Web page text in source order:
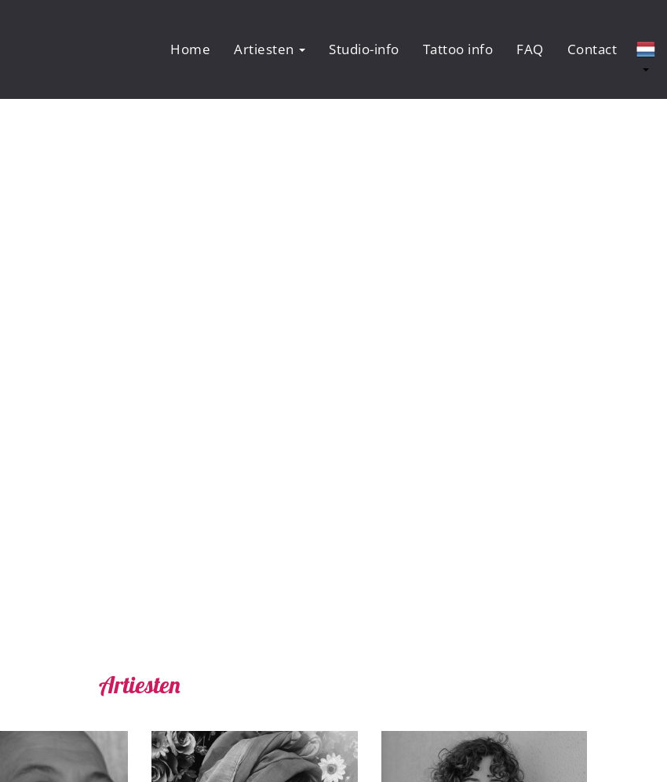
Home Artiesten Studio-info Tattoo info FAQ Contact
Artiesten